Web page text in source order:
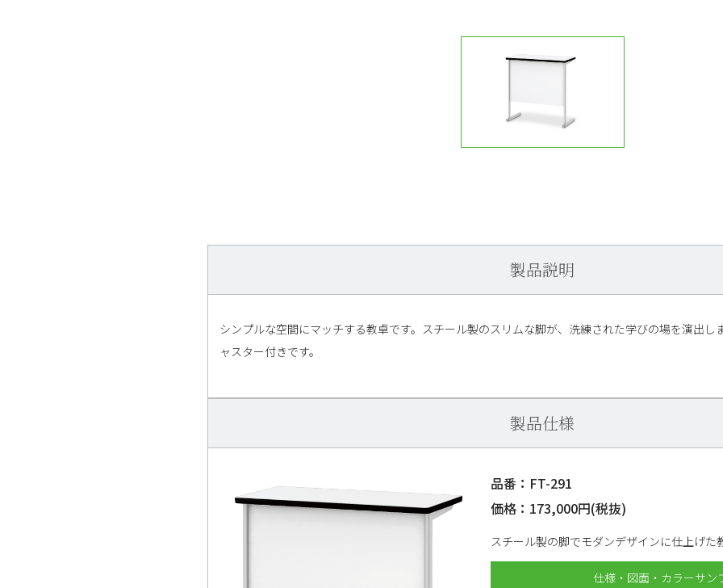
製品説明
シンプルな空間にマッチする教卓です。スチール製のスリムな脚が、洗練された学びの場を演出し
ャスター付きです。
製品仕様
品番：FT-291
価格：173,000円(税抜)
スチール製の脚でモダンデザインに仕上げた
仕様・図面・カラーサン